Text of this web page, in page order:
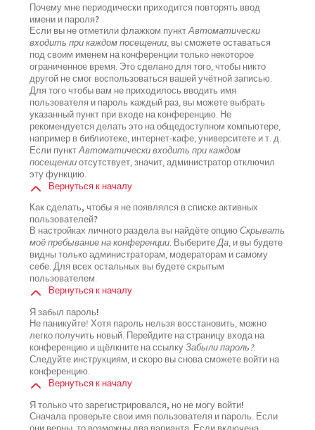
Почему мне периодически приходится повторять ввод
имени и пароля?
Если вы не отметили флажком пунктАвтоматически
входить при каждом посещении, вы сможете оставаться
под своим именем на конференции только некоторое
ограниченное время. Это сделано для того, чтобы никто
другой не смог воспользоваться вашей учётной записью.
Для того чтобы вам не приходилось вводить имя
пользователя и пароль каждый раз, вы можете выбрать
указанный пункт при входе на конференцию. Не
рекомендуется делать это на общедоступном компьютере,
например в библиотеке, интернет-кафе, университете и т. д.
Если пунктАвтоматически входить при каждом
посещенииотсутствует, значит, администратор отключил
эту функцию.
Вернуться к началу
Как сделать, чтобы я не появлялся в списке активных
пользователей?
В настройках личного раздела вы найдёте опциюСкрывать
моё пребывание на конференции. ВыберитеДа, и вы будете
видны только администраторам, модераторам и самому
себе. Для всех остальных вы будете скрытым
пользователем.
Вернуться к началу
Я забыл пароль!
Не паникуйте! Хотя пароль нельзя восстановить, можно
легко получить новый. Перейдите на страницу входа на
конференцию и щёлкните на ссылкуЗабыли пароль?.
Следуйте инструкциям, и скоро вы снова сможете войти на
конференцию.
Вернуться к началу
Я только что зарегистрировался, но не могу войти!
Сначала проверьте свои имя пользователя и пароль. Если